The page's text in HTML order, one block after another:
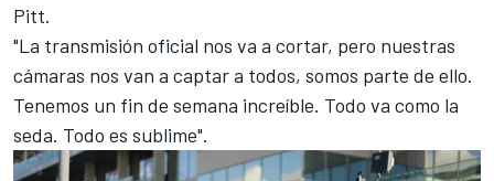
Pitt.
"La transmisión oficial nos va a cortar, pero nuestras
cámaras nos van a captar a todos, somos parte de ello.
Tenemos un fin de semana increíble. Todo va como la
seda. Todo es sublime".